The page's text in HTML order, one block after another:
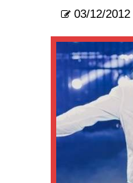
03/12/2012